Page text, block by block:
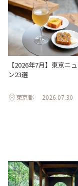
【2026年7月】東京ニ
ン23選
東京都 2026.07.30